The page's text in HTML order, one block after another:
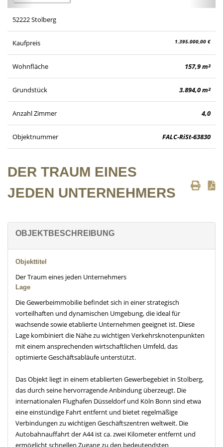
52222 Stolberg
Kaufpreis 1.395.000,00 €
Wohnfläche 157,9 m²
Grundstück 3.894,0 m²
Anzahl Zimmer 4,0
Objektnummer FALC-RiSt-63830
DER TRAUM EINES
JEDEN UNTERNEHMERS
OBJEKTBESCHREIBUNG
Objekttitel
Der Traum eines jeden Unternehmers
Lage
Die Gewerbeimmobilie befindet sich in einer strategisch
vorteilhaften und dynamischen Umgebung, die ideal für
wachsende sowie etablierte Unternehmen geeignet ist. Diese
Lage kombiniert die Nähe zu wichtigen Verkehrsknotenpunkten
mit einem ansprechenden wirtschaftlichen Umfeld, das
optimierte Geschäftsabläufe unterstützt.
Das Objekt liegt in einem etablierten Gewerbegebiet in Stolberg,
das durch seine hervorragende Anbindung überzeugt. Die
internationalen Flughafen Düsseldorf und Köln Bonn sind etwa
eine einstündige Fahrt entfernt und bietet regelmäßige
Verbindungen zu wichtigen Geschäftszentren weltweit. Die
Autobahnauffahrt der A44 ist ca. zwei Kilometer entfernt und
ermöglicht schnellen Zugang zu den bedeutendsten